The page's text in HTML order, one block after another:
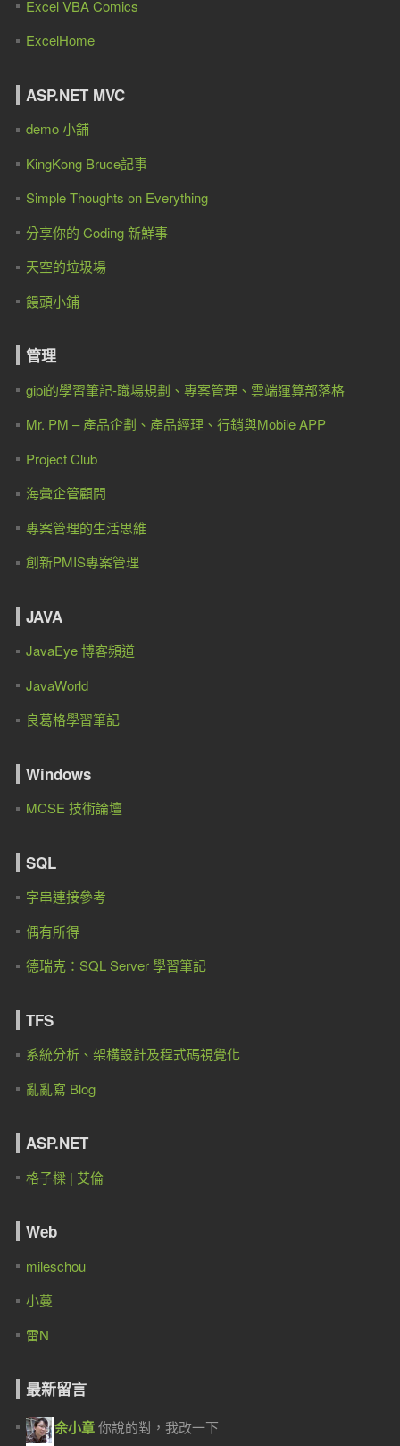
Excel VBA Comics
ExcelHome
ASP.NET MVC
demo 小舖
KingKong Bruce記事
Simple Thoughts on Everything
分享你的 Coding 新鮮事
天空的垃圾場
饅頭小鋪
管理
gipi的學習筆記-職場規劃、專案管理、雲端運算部落格
Mr. PM – 產品企劃、產品經理、行銷與Mobile APP
Project Club
海彙企管顧問
專案管理的生活思維
創新PMIS專案管理
JAVA
JavaEye 博客頻道
JavaWorld
良葛格學習筆記
Windows
MCSE 技術論壇
SQL
字串連接參考
偶有所得
德瑞克：SQL Server 學習筆記
TFS
系統分析、架構設計及程式碼視覺化
亂亂寫 Blog
ASP.NET
格子樑 | 艾倫
Web
mileschou
小蔓
雷N
最新留言
余小章你說的對，我改一下